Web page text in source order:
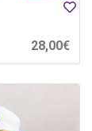
28,00€